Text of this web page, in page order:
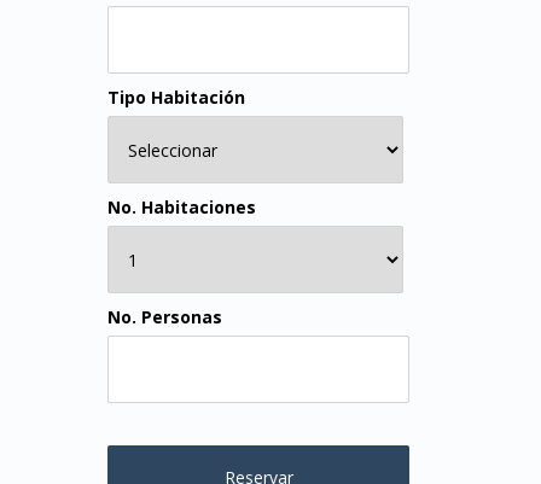
Tipo Habitación
No. Habitaciones
No. Personas